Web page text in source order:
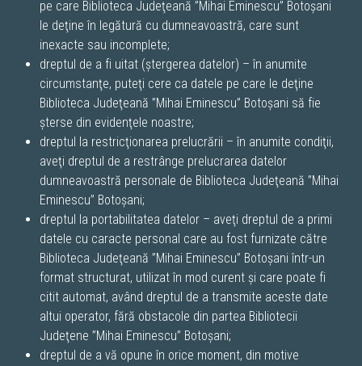
pe care Biblioteca Judeţeană ”Mihai Eminescu” Botoșani
le deţine în legătură cu dumneavoastră, care sunt
inexacte sau incomplete;
dreptul de a fi uitat (ştergerea datelor) – în anumite
circumstanţe, puteţi cere ca datele pe care le deţine
Biblioteca Judeţeană ”Mihai Eminescu” Botoșani să fie
şterse din evidenţele noastre;
dreptul la restricţionarea prelucrării – în anumite condiţii,
aveţi dreptul de a restrânge prelucrarea datelor
dumneavoastră personale de Biblioteca Judeţeană ”Mihai
Eminescu” Botoșani;
dreptul la portabilitatea datelor – aveţi dreptul de a primi
datele cu caracte personal care au fost furnizate către
Biblioteca Judeţeană ”Mihai Eminescu” Botoșani într-un
format structurat, utilizat în mod curent şi care poate fi
citit automat, având dreptul de a transmite aceste date
altui operator, fără obstacole din partea Bibliotecii
Judeţene ”Mihai Eminescu” Botoșani;
dreptul de a vă opune în orice moment, din motive